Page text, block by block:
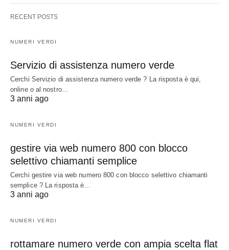
RECENT POSTS
NUMERI VERDI
Servizio di assistenza numero verde
Cerchi Servizio di assistenza numero verde ? La risposta è qui,
online o al nostro…
3 anni ago
NUMERI VERDI
gestire via web numero 800 con blocco
selettivo chiamanti semplice
Cerchi gestire via web numero 800 con blocco selettivo chiamanti
semplice ? La risposta è…
3 anni ago
NUMERI VERDI
rottamare numero verde con ampia scelta flat